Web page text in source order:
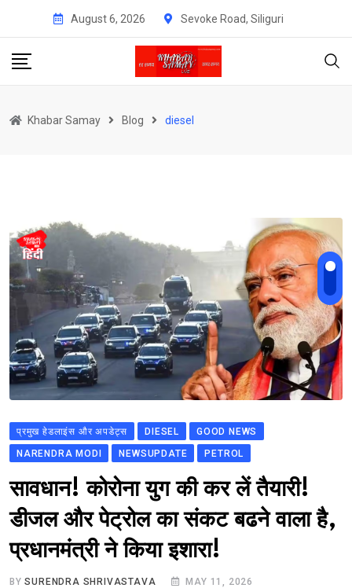
content
August 6, 2026 Sevoke Road, Siliguri
Khabar Samay Blog diesel
प्रमुख हेडलाइंस और अपडेट्स DIESEL
GOOD NEWS
NARENDRA MODI
NEWSUPDATE PETROL
सावधान! कोरोना युग की कर लें तैयारी!
डीजल और पेट्रोल का संकट बढने वाला है,
प्रधानमंत्री ने किया इशारा!
BYSURENDRA SHRIVASTAVA MAY 11, 2026